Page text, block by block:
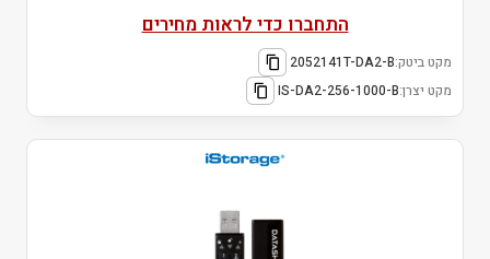
התחברו כדי לראות מחירים
מקט ביטק:2052141T-DA2-B
מקט יצרן:IS-DA2-256-1000-B